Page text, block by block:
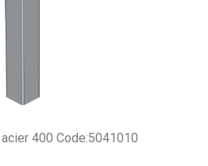
400 Code:5041010